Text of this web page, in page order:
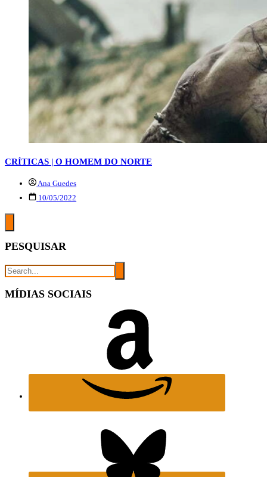
CRÍTICAS | O HOMEM DO NORTE
Ana Guedes
10/05/2022
PESQUISAR
MÍDIAS SOCIAIS